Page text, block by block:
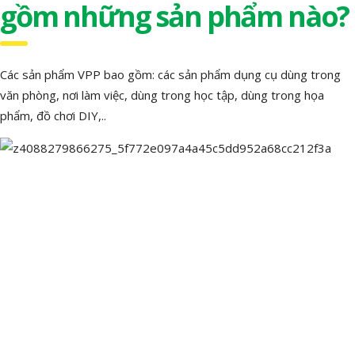
gồm những sản phẩm nào?
Các sản phẩm VPP bao gồm: các sản phẩm dụng cụ dùng trong
văn phòng, nơi làm việc, dùng trong học tập, dùng trong họa
phẩm, đồ chơi DIY,..